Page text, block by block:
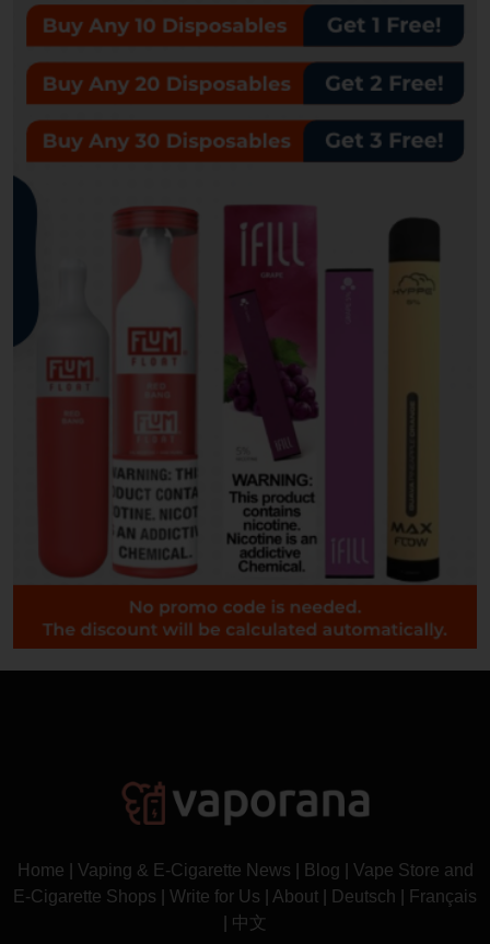
Home Vaping & E-Cigarette News Blog
Vape Store and
E-Cigarette Shops
Write for Us About Deutsch
Français
中文